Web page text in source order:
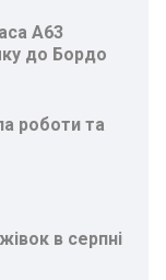
A63
до Бордо
роботи та
в серпні